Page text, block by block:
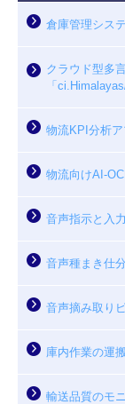
倉庫管理シス
クラウド型多
「
物流KPI分析ア
物流向けAI-
音声指示と入
音声種まき仕
音声摘み取り
庫内作業の運
輸送品質のモ